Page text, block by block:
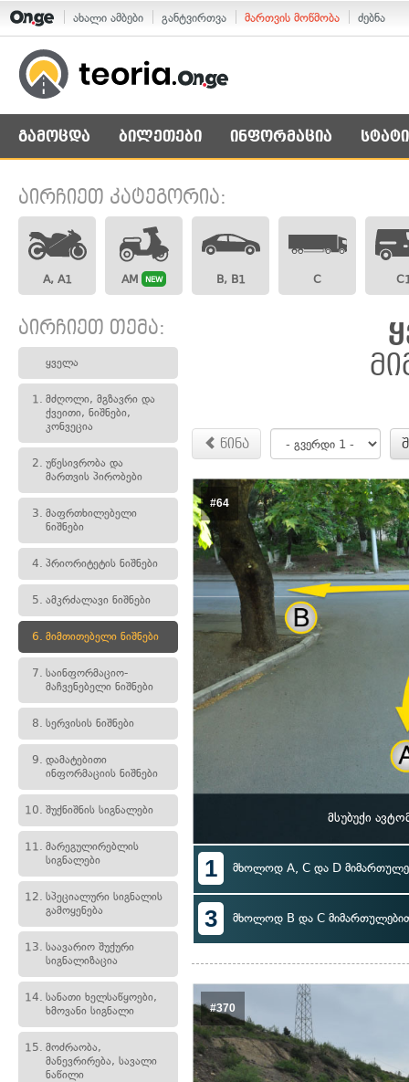
ახალი ამბები განტვირთვა მართვის მოწმობა ძებნა
გამოცდა ბილეთები ინფორმაცია
აირჩიეთ კატეგორია:
A, A1 AM NEW B, B1 C
აირჩიეთ თემა:
ყველა
1. მძღოლი, მგზავრი და
ქვეითი, ნიშნები,
კონვეცია
2. უწესივრობა და
მართვის პირობები
3. მაფრთხილებელი
ნიშნები
4. პრიორიტეტის ნიშნები
5. ამკრძალავი ნიშნები
6. მიმთითებელი ნიშნები
7. საინფორმაციო-
მაჩვენებელი ნიშნები
8. სერვისის ნიშნები
9. დამატებითი
ინფორმაციის ნიშნები
10. შუქნიშნის სიგნალები
11. მარეგულირებლის
სიგნალები
12. სპეციალური სიგნალის
გამოყენება
13. საავარიო შუქური
სიგნალიზაცია
14. სანათი ხელსაწყოები,
ხმოვანი სიგნალი
15. მოძრაობა,
მანევრირება, სავალი
ნაწილი
წინა
#64
მსუბუქი
1 მხოლოდ A, C და D
3 მხოლოდ B და C
#370